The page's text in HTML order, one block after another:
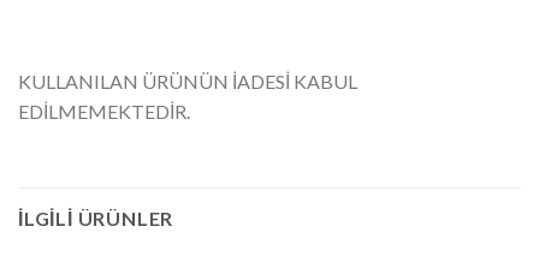
KULLANILAN ÜRÜNÜN İADESİ KABUL
EDİLMEMEKTEDİR.
İLGILI ÜRÜNLER